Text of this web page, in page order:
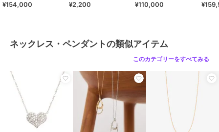
（中）
¥154,000 ¥2,200
（小）
¥110,000
（中）
ネックレス・ペンダントの類似アイテム
このカテゴリーをすべてみる